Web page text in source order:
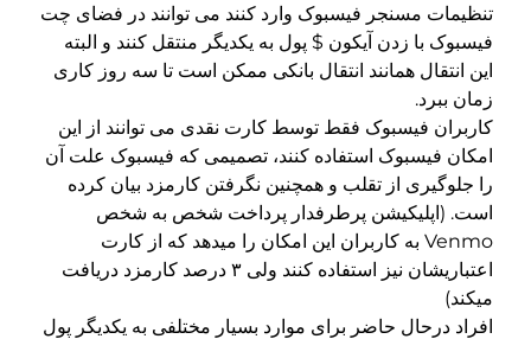
تنظیمات مسنجر فیسبوک وارد کنند می توانند در فضای چت
فیسبوک با زدن آیکون $ پول به یکدیگر منتقل کنند و البته
این انتقال همانند انتقال بانکی ممکن است تا سه روز کاری
زمان ببرد.
کاربران فیسبوک فقط توسط کارت نقدی می توانند از این
امکان فیسبوک استفاده کنند، تصمیمی که فیسبوک علت آن
را جلوگیری از تقلب و همچنین نگرفتن کارمزد بیان کرده
است. (اپلیکیشن پرطرفدار پرداخت شخص به شخص
Venmo به کاربران این امکان را میدهد که از کارت
اعتباریشان نیز استفاده کنند ولی ۳ درصد کارمزد دریافت
میکند)
افراد درحال حاضر برای موارد بسیار مختلفی به یکدیگر پول